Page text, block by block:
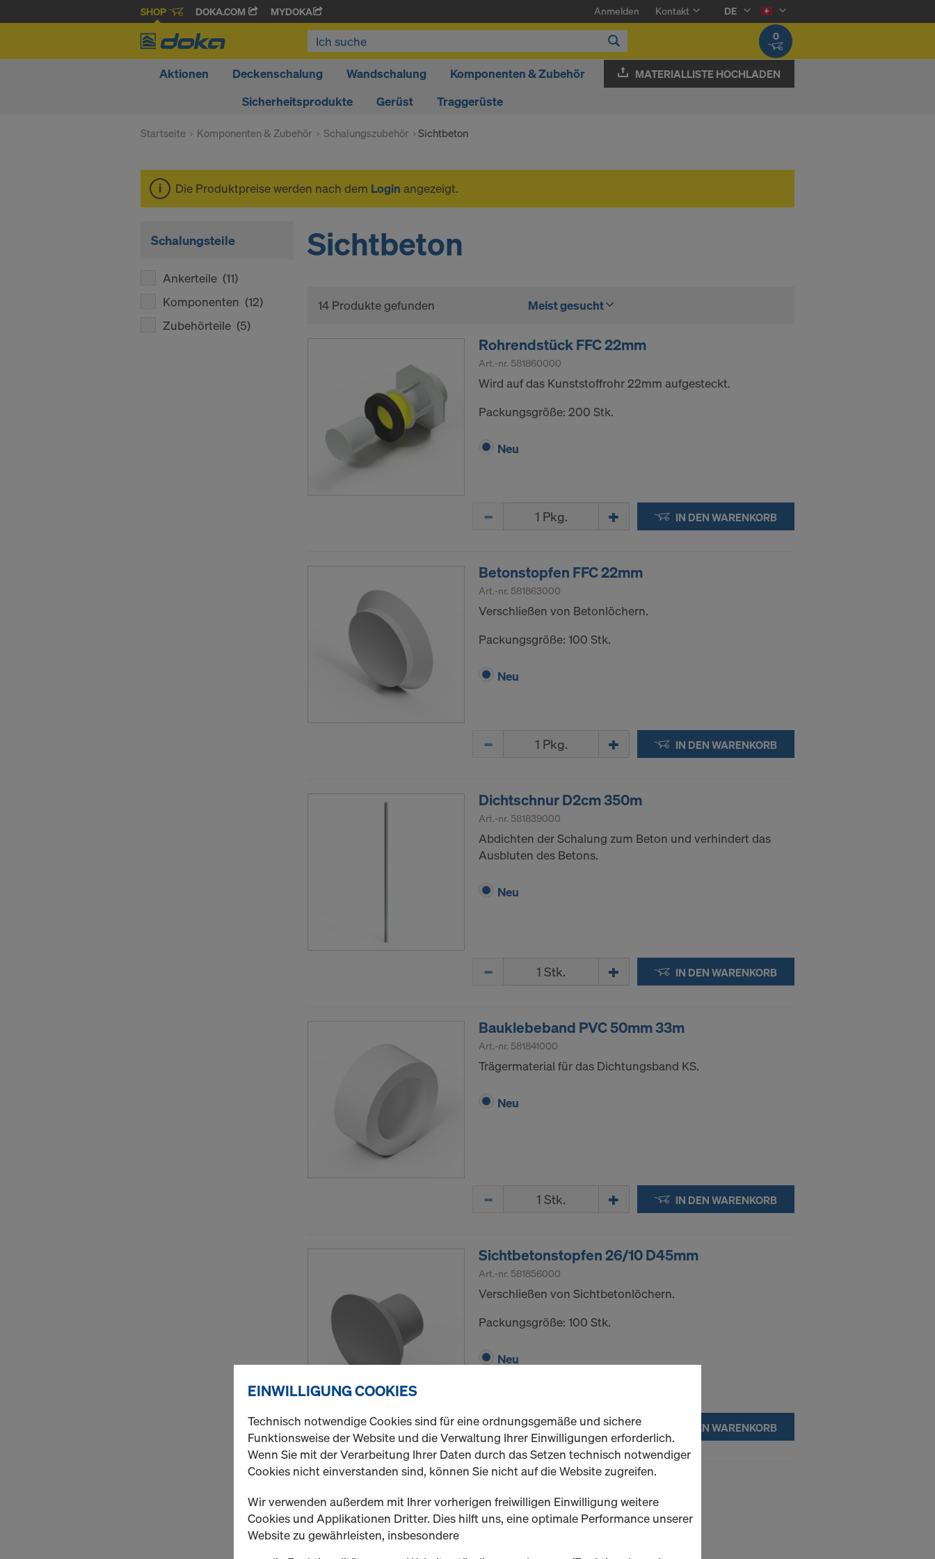
SHOP DOKA.COM MYDOKA Anmelden Kontakt
DE
0
Aktionen Deckenschalung Wandschalung
Komponenten & Zubehör
Sicherheitsprodukte
Gerüst Traggerüste
MATERIALLISTE HOCHLADEN
Startseite Komponenten & Zubehör Schalungszubehör Sichtbeton
Die Produktpreise werden nach dem Login angezeigt.
Schalungsteile
Ankerteile (11)
Komponenten (12)
Zubehörteile (5)
Sichtbeton
14 Produkte gefunden Meist gesucht
Rohrendstück FFC 22mm
Art.-nr. 581860000
Wird auf das Kunststoffrohr 22mm aufgesteckt.
Packungsgröße: 200 Stk.
Neu
IN DEN WARENKORB
Betonstopfen FFC 22mm
Art.-nr. 581863000
Verschließen von Betonlöchern.
Packungsgröße: 100 Stk.
Neu
IN DEN WARENKORB
Dichtschnur D2cm 350m
Art.-nr. 581839000
Abdichten der Schalung zum Beton und verhindert das
Ausbluten des Betons.
Neu
IN DEN WARENKORB
Bauklebeband PVC 50mm 33m
Art.-nr. 581841000
Trägermaterial für das Dichtungsband KS.
Neu
IN DEN WARENKORB
Sichtbetonstopfen 26/10 D45mm
Art.-nr. 581856000
Verschließen von Sichtbetonlöchern.
Packungsgröße: 100 Stk.
Neu
Menge IN DEN WARENKORB
Sichtbetonstopfen 41mm Beton
Art.-nr.581848000
Verschließen von Sichtbetonlöchern.
EINWILLIGUNG COOKIES
Technisch notwendige Cookies sind für eine ordnungsgemäße und sichere
Funktionsweise der Website und die Verwaltung Ihrer Einwilligungen erforderlich.
Wenn Sie mit der Verarbeitung Ihrer Daten durch das Setzen technisch notwendiger
Cookies nicht einverstanden sind, können Sie nicht auf die Website zugreifen.
Wir verwenden außerdem mit Ihrer vorherigen freiwilligen Einwilligung weitere
Cookies und Applikationen Dritter. Dies hilft uns, eine optimale Performance unserer
Website zu gewährleisten, insbesondere